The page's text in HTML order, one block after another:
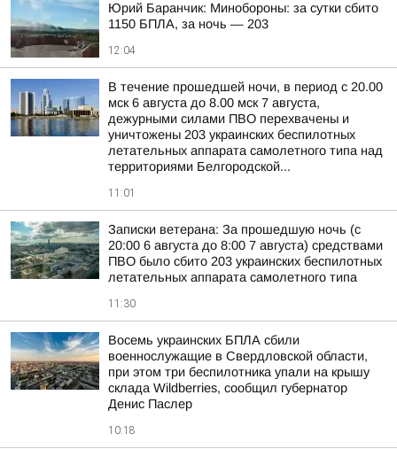
Юрий Баранчик: Минобороны: за сутки сбито
1150 БПЛА, за ночь — 203
12:04
В течение прошедшей ночи, в период с 20.00
мск 6 августа до 8.00 мск 7 августа,
дежурными силами ПВО перехвачены и
уничтожены 203 украинских беспилотных
летательных аппарата самолетного типа над
территориями Белгородской...
11:01
Записки ветерана: За прошедшую ночь (с
20:00 6 августа до 8:00 7 августа) средствами
ПВО было сбито 203 украинских беспилотных
летательных аппарата самолетного типа
11:30
Восемь украинских БПЛА сбили
военнослужащие в Свердловской области,
при этом три беспилотника упали на крышу
склада Wildberries, сообщил губернатор
Денис Паслер
10:18